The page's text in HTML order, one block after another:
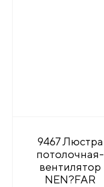
9467 Люстра
потолочная-
вентилятор
NEN?FAR